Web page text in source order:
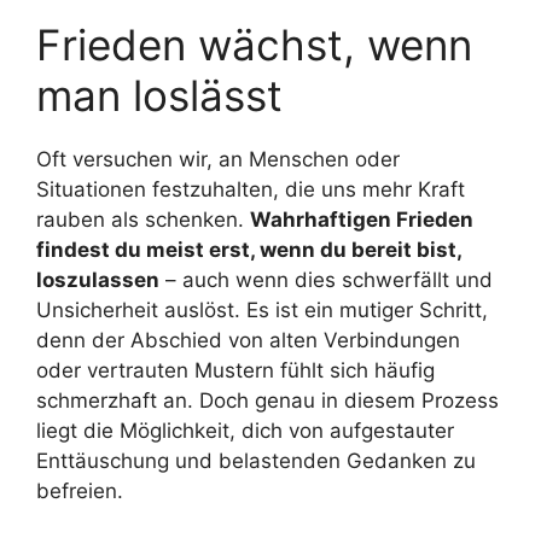
Frieden wächst, wenn
man loslässt
Oft versuchen wir, an Menschen oder
Situationen festzuhalten, die uns mehr Kraft
rauben als schenken. Wahrhaftigen Frieden
findest du meist erst, wenn du bereit bist,
loszulassen – auch wenn dies schwerfällt und
Unsicherheit auslöst. Es ist ein mutiger Schritt,
denn der Abschied von alten Verbindungen
oder vertrauten Mustern fühlt sich häufig
schmerzhaft an. Doch genau in diesem Prozess
liegt die Möglichkeit, dich von aufgestauter
Enttäuschung und belastenden Gedanken zu
befreien.